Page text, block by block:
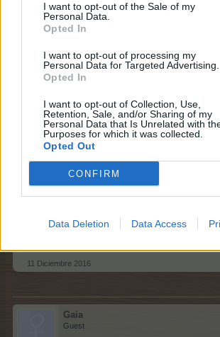
I want to opt-out of the Sale of my
Personal Data.
Opted In
I want to opt-out of processing my
Personal Data for Targeted Advertising.
Opted In
I want to opt-out of Collection, Use,
Retention, Sale, and/or Sharing of my
Personal Data that Is Unrelated with
Purposes for which it was collected.
Opted Out
CONFIRM
Data Deletion Data Access
talleres que quiero? muchas gracias, un salido
Buenas noches, ivan
Esta herramienta sale de los terrenos al
cosechas, establos, talleres y árboles.
¿Podemos ayudarte en algo más?
11 Diciembre 2016
11 Diciembre 2016
Gaia
Guest